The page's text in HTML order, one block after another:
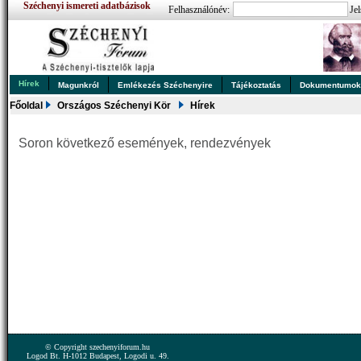
Széchenyi ismereti adatbázisok Felhasználónév:
Hírek Magunkról Emlékezés Széchenyire Tájékoztatás Dokumentumok
Főoldal Országos Széchenyi Kör Hírek
Soron következő események, rendezvények
© Copyright szechenyiforum.hu
Logod Bt. H-1012 Budapest, Logodi u. 49.